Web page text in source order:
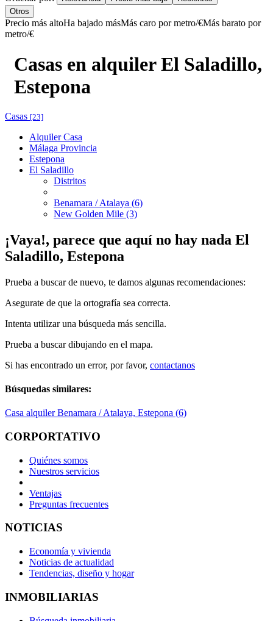
Otros
Precio más altoHa bajado másMás caro por metro/€Más barato por
metro/€
Casas en alquiler El Saladillo,
Estepona
Casas [23]
Alquiler Casa
Málaga Provincia
Estepona
El Saladillo
Distritos
Benamara / Atalaya (6)
New Golden Mile (3)
¡Vaya!, parece que aquí no hay nada El
Saladillo, Estepona
Prueba a buscar de nuevo, te damos algunas recomendaciones:
Asegurate de que la ortografía sea correcta.
Intenta utilizar una búsqueda más sencilla.
Prueba a buscar dibujando en el mapa.
Si has encontrado un error, por favor, contactanos
Búsquedas similares:
Casa alquiler Benamara / Atalaya, Estepona (6)
CORPORTATIVO
Quiénes somos
Nuestros servicios
Ventajas
Preguntas frecuentes
NOTICIAS
Economía y vivienda
Noticias de actualidad
Tendencias, diseño y hogar
INMOBILIARIAS